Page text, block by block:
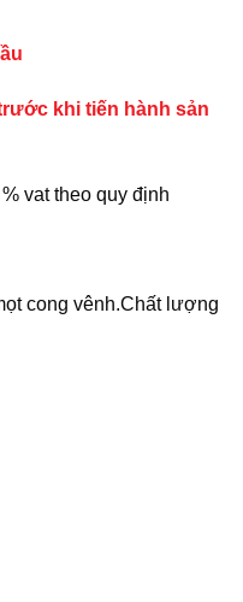
khi tiến hành sản
vat theo quy định
cong vênh.Chất lượng